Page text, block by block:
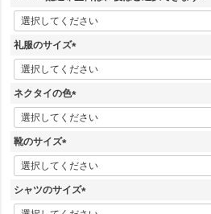
)
(
必
)
礼服のサイズ
(
必
須
)
ネクタイの色
(
必
)
靴のサイズ
(
必
須
)
シャツのサイズ
(